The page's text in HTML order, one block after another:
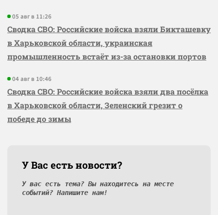
05 авг в 11:26
Сводка СВО: Российские войска взяли Бикташевку
в Харьковской области, украинская
промышленность встаёт из-за остановки портов
04 авг в 10:46
Сводка СВО: Российские войска взяли два посёлка
в Харьковской области, Зеленский грезит о
победе до зимы
У Вас есть новости?
У вас есть тема? Вы находитесь на месте
событий? Напишите нам!